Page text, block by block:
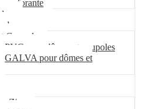
perforante
Coupole
PVC pour dômes et coupoles
GALVA pour dômes et
Zinc